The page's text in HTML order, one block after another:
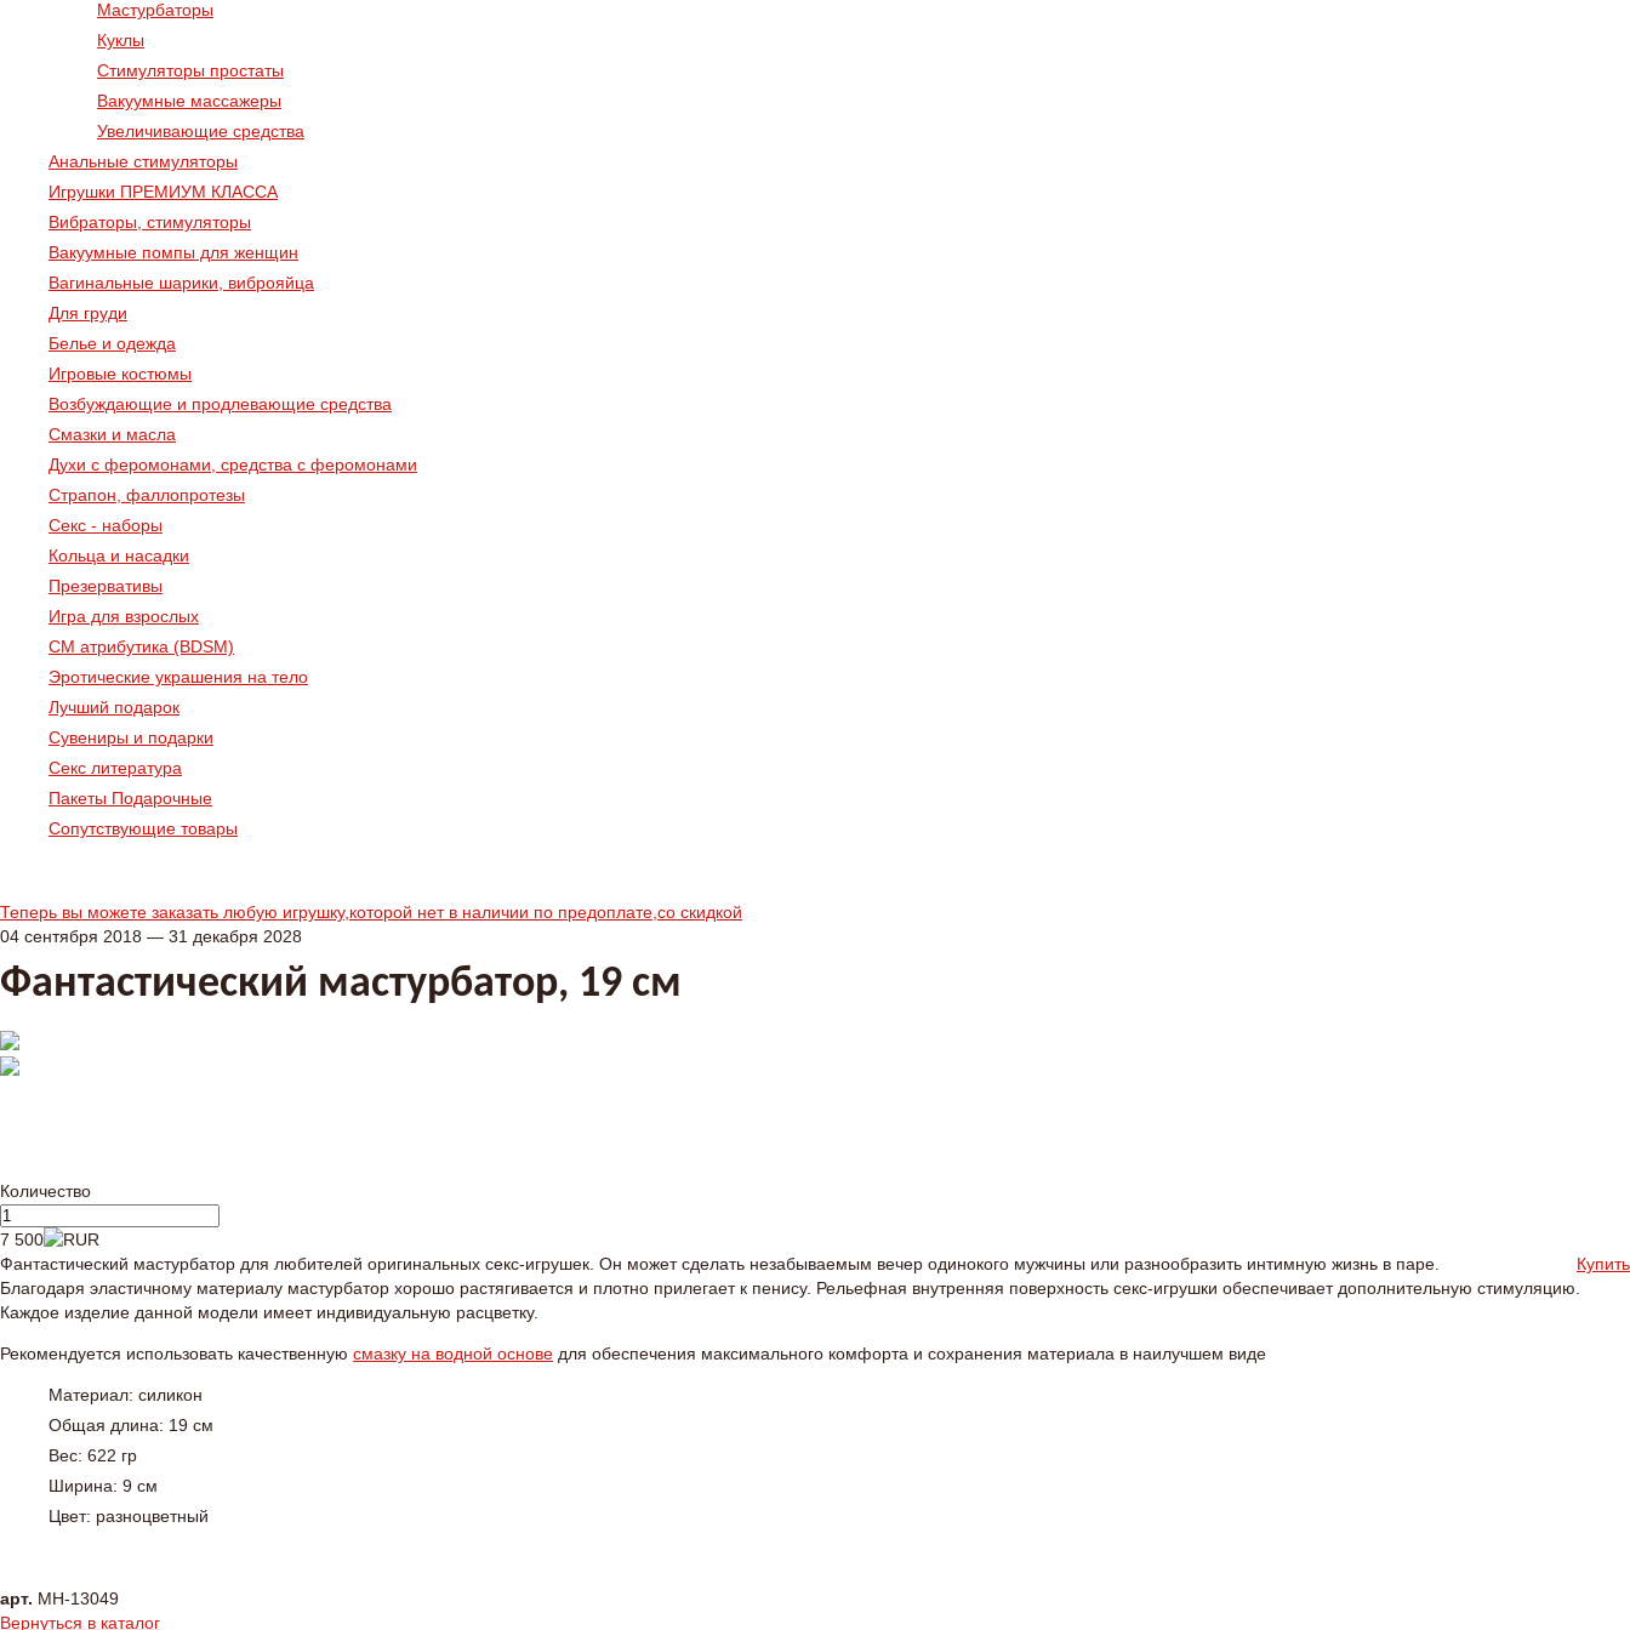
Мастурбаторы
Куклы
Стимуляторы простаты
Вакуумные массажеры
Увеличивающие средства
Анальные стимуляторы
Игрушки ПРЕМИУМ КЛАССА
Вибраторы, стимуляторы
Вакуумные помпы для женщин
Вагинальные шарики, виброяйца
Для груди
Белье и одежда
Игровые костюмы
Возбуждающие и продлевающие средства
Смазки и масла
Духи с феромонами, средства с феромонами
Страпон, фаллопротезы
Секс - наборы
Кольца и насадки
Презервативы
Игра для взрослых
СМ атрибутика (BDSM)
Эротические украшения на тело
Лучший подарок
Сувениры и подарки
Секс литература
Пакеты Подарочные
Сопутствующие товары
Теперь вы можете заказать любую игрушку,которой нет в наличии по предоплате,со скидкой
04 сентября 2018 — 31 декабря 2028
Фантастический мастурбатор, 19 см
Количество
7 500
Купить
Фантастический мастурбатор для любителей оригинальных секс-игрушек. Он может сделать незабываемым вечер одинокого мужчины или разнообразить интимную жизнь в паре.
Благодаря эластичному материалу мастурбатор хорошо растягивается и плотно прилегает к пенису. Рельефная внутренняя поверхность секс-игрушки обеспечивает дополнительную стимуляцию.
Каждое изделие данной модели имеет индивидуальную расцветку.
Рекомендуется использовать качественную смазку на водной основе для обеспечения максимального комфорта и сохранения материала в наилучшем виде
Материал: силикон
Общая длина: 19 см
Вес: 622 гр
Ширина: 9 см
Цвет: разноцветный
арт. MH-13049
Вернуться в каталог